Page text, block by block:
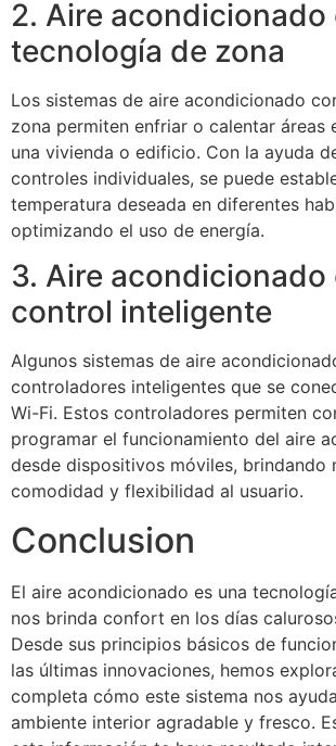
2. Aire acondicionado
tecnología de zona
Los sistemas de aire acondicionado
zona permiten enfriar o calentar áreas
una vivienda o edificio. Con la ayuda
controles individuales, se puede
temperatura deseada en diferentes
optimizando el uso de energía.
3. Aire acondicionado
control inteligente
Algunos sistemas de aire
controladores inteligentes que se
Wi-Fi. Estos controladores permiten
programar el funcionamiento del aire
desde dispositivos móviles, brindando
comodidad y flexibilidad al usuario.
Conclusion
El aire acondicionado es una
nos brinda confort en los días
Desde sus principios básicos de
las últimas innovaciones, hemos
completa cómo este sistema nos
ambiente interior agradable y fresco.